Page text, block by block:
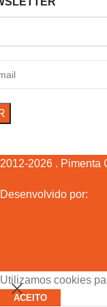
2012-2026 . Pimenta
Desenvolvido por:
Utilizamos cookies
ACEITO